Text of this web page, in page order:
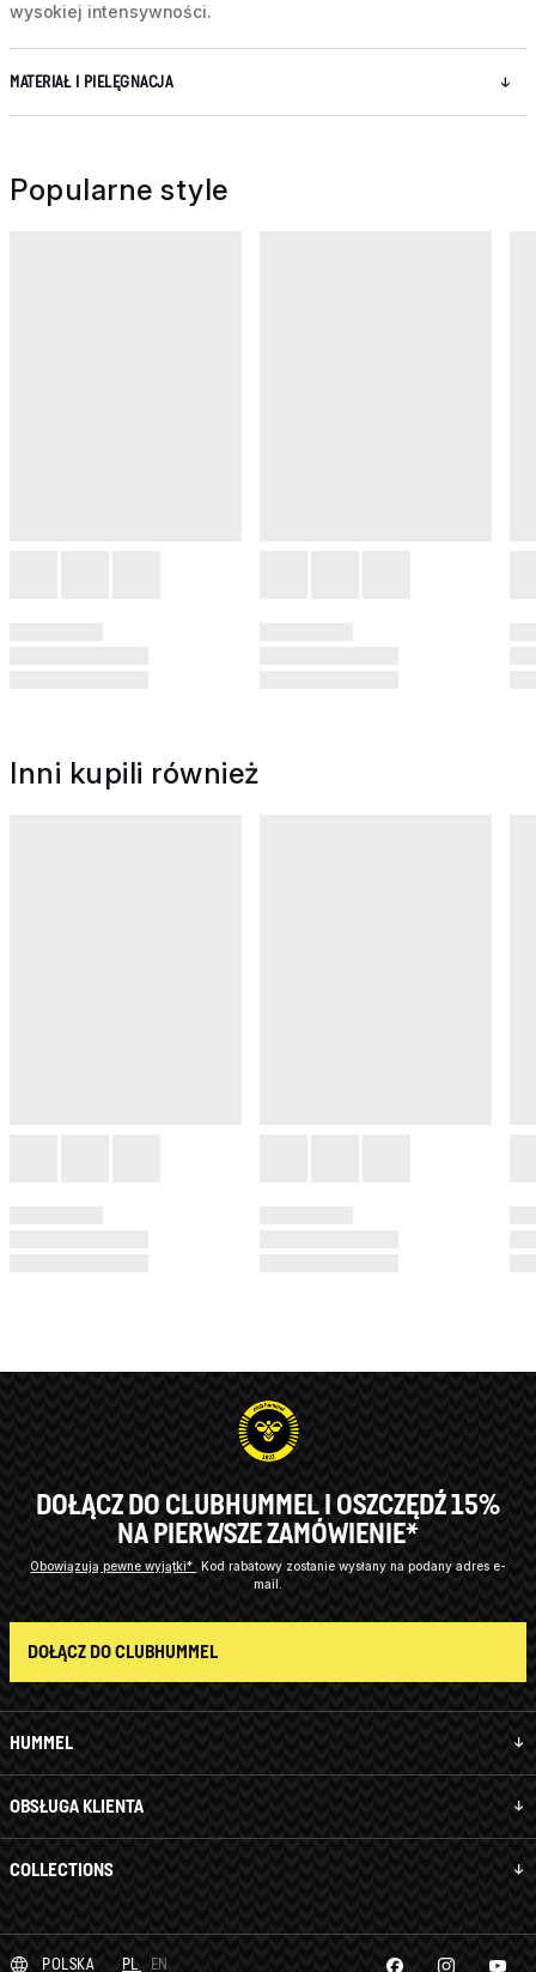
wysokiej intensywności.
MATERIAŁ I PIELĘGNACJA
Popularne style
Inni kupili również
HUMMEL
OBSŁUGA KLIENTA
COLLECTIONS
DOŁĄCZ DO CLUBHUMMEL I OSZCZĘDŹ 15%
NA PIERWSZE ZAMÓWIENIE*
Obowiązują pewne wyjątki* Kod rabatowy zostanie wysłany na podany adres e-
mail.
DOŁĄCZ DO CLUBHUMMEL
POLSKA PL EN